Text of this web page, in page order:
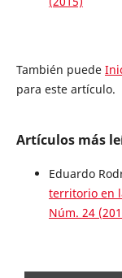
También puede
para este artículo.
Artículos más
Eduardo
territorio en
Núm. 24